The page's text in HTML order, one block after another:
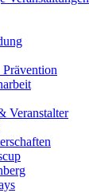
Veranstalter